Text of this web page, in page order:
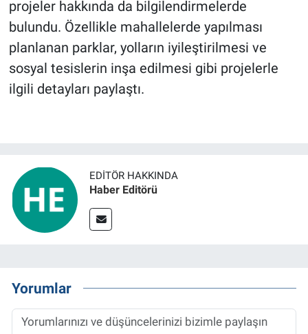
projeler hakkında da bilgilendirmelerde
bulundu. Özellikle mahallelerde yapılması
planlanan parklar, yolların iyileştirilmesi ve
sosyal tesislerin inşa edilmesi gibi projelerle
ilgili detayları paylaştı.
EDITÖR HAKKINDA
Haber Editörü
Yorumlar